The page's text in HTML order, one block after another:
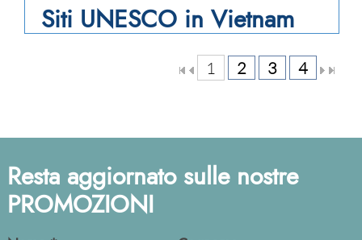
Siti UNESCO in Vietnam
1 2 3 4
Resta aggiornato sulle nostre
PROMOZIONI